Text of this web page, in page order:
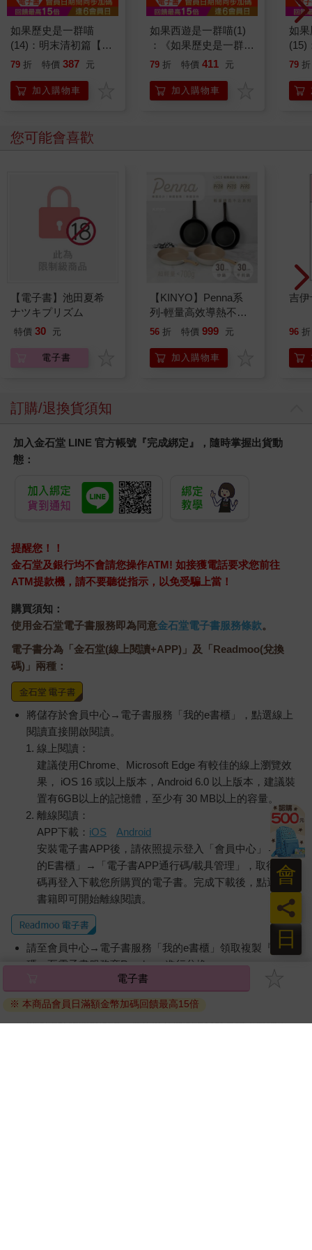
如果歷史是一群喵
(14)：明末清初篇【萌
貓漫畫學歷史】
79 折 特價 387 元
加入購物車
如果西遊是一群喵(1)
：《如果歷史是一群
喵》作者最新力作，附
79 折 特價 411 元
加入購物車
如
(15)
貓
79 折
您可能會喜歡
【電子書】池田夏希
ナツキプリズム
特價 30 元
電子書
【KINYO】Penna系
列-輕量高效導熱不沾
平煎鍋30cm
56 折 特價 999 元
加入購物車
吉
96 折
訂購/退換貨須知
加入金石堂 LINE 官方帳號『完成綁定』，隨時掌握出貨動
態：
提醒您！！
金石堂及銀行均不會請您操作ATM! 如接獲電話要求您前往
ATM提款機，請不要聽從指示，以免受騙上當！
購買須知：
使用金石堂電子書服務即為同意金石堂電子書服務條款。
電子書分為「金石堂(線上閱讀+APP)」及「Readmoo(兌換
碼)」兩種：
將儲存於會員中心→電子書服務「我的e書櫃」，點選線上
閱讀直接開啟閱讀。
線上閱讀：
建議使用Chrome、Microsoft Edge 有較佳的線上瀏覽效
果， iOS 16 或以上版本，Android 6.0 以上版本，建議裝
置有6GB以上的記憶體，至少有 30 MB以上的容量。
離線閱讀：
APP下載： iOS
Android
安裝電子書APP後，請依照提示登入「會員中心」→「我
的E書櫃」→「電子書APP通行碼/載具管理」，取得通行
碼再登入下載您所購買的電子書。完成下載後，點選任一
書籍即可開始離線閱讀。
請至會員中心→電子書服務「我的e書櫃」領取複製『兌換
碼』至電子書服務商Readmoo進行兌換。
因版權保護，您在金石堂所購買的電子書僅能以金石堂專屬
的閱讀軟體開啟閱讀，無法以其他閱讀器或直接下載檔案。
電子書
※ 本商品會員日滿額金幣加碼回饋最高15倍
日
員
會